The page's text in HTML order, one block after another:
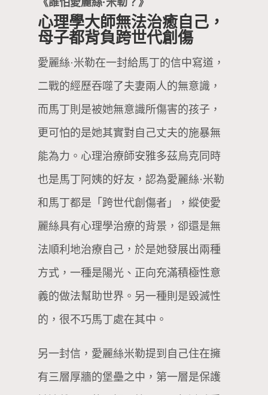
《誰怕愛麗絲·米勒？》
心理學大師無法治癒自己，
母子都背負跨世代創傷
愛麗絲·米勒在一封給馬丁的信中寫道，
二戰的經歷吞噬了夫妻兩人的無意識，
而馬丁則是被她無意識所傷害的孩子，
更可怕的是她其實對自己丈夫的施暴無
能為力。心理治療師安雅多茲烏克同時
也是馬丁阿姨的好友，認為愛麗絲·米勒
和馬丁都是「跨世代創傷者」，縱使愛
麗絲具有心理學治療的背景，卻還是無
法順利地治療自己，於是她發展出兩種
方式，一種是陽光、正向充滿積極性意
義的做法幫助世界。另一種則是毀滅性
的，很不巧馬丁處在其中。
另一封信，愛麗絲米勒提到自己住在擁
有三層厚牆的堡壘之中，第一層是保護